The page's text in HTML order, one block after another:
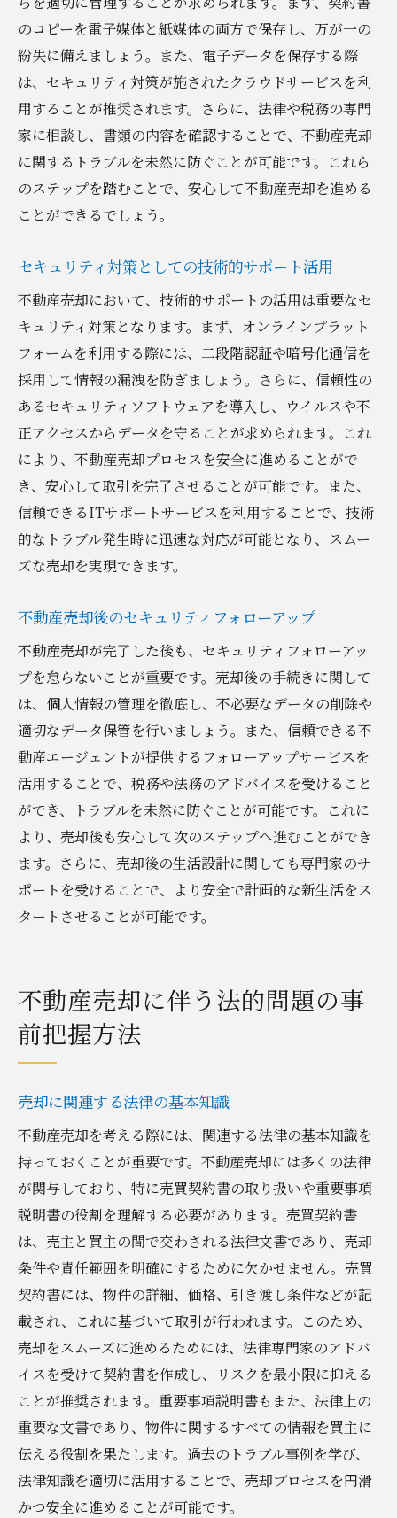
のコピーを電子媒体と紙媒体の両方で保存し、万が一の
紛失に備えましょう。また、電子データを保存する際
は、セキュリティ対策が施されたクラウドサービスを利
用することが推奨されます。さらに、法律や税務の専門
家に相談し、書類の内容を確認することで、不動産売却
に関するトラブルを未然に防ぐことが可能です。これら
のステップを踏むことで、安心して不動産売却を進める
ことができるでしょう。
セキュリティ対策としての技術的サポート活用
不動産売却において、技術的サポートの活用は重要なセ
キュリティ対策となります。まず、オンラインプラット
フォームを利用する際には、二段階認証や暗号化通信を
採用して情報の漏洩を防ぎましょう。さらに、信頼性の
あるセキュリティソフトウェアを導入し、ウイルスや不
正アクセスからデータを守ることが求められます。これ
により、不動産売却プロセスを安全に進めることがで
き、安心して取引を完了させることが可能です。また、
信頼できるITサポートサービスを利用することで、技術
的なトラブル発生時に迅速な対応が可能となり、スムー
ズな売却を実現できます。
不動産売却後のセキュリティフォローアップ
不動産売却が完了した後も、セキュリティフォローアッ
プを怠らないことが重要です。売却後の手続きに関して
は、個人情報の管理を徹底し、不必要なデータの削除や
適切なデータ保管を行いましょう。また、信頼できる不
動産エージェントが提供するフォローアップサービスを
活用することで、税務や法務のアドバイスを受けること
ができ、トラブルを未然に防ぐことが可能です。これに
より、売却後も安心して次のステップへ進むことができ
ます。さらに、売却後の生活設計に関しても専門家のサ
ポートを受けることで、より安全で計画的な新生活をス
タートさせることが可能です。
不動産売却に伴う法的問題の事
前把握方法
売却に関連する法律の基本知識
不動産売却を考える際には、関連する法律の基本知識を
持っておくことが重要です。不動産売却には多くの法律
が関与しており、特に売買契約書の取り扱いや重要事項
説明書の役割を理解する必要があります。売買契約書
は、売主と買主の間で交わされる法律文書であり、売却
条件や責任範囲を明確にするために欠かせません。売買
契約書には、物件の詳細、価格、引き渡し条件などが記
載され、これに基づいて取引が行われます。このため、
売却をスムーズに進めるためには、法律専門家のアドバ
イスを受けて契約書を作成し、リスクを最小限に抑える
ことが推奨されます。重要事項説明書もまた、法律上の
重要な文書であり、物件に関するすべての情報を買主に
伝える役割を果たします。過去のトラブル事例を学び、
法律知識を適切に活用することで、売却プロセスを円滑
かつ安全に進めることが可能です。